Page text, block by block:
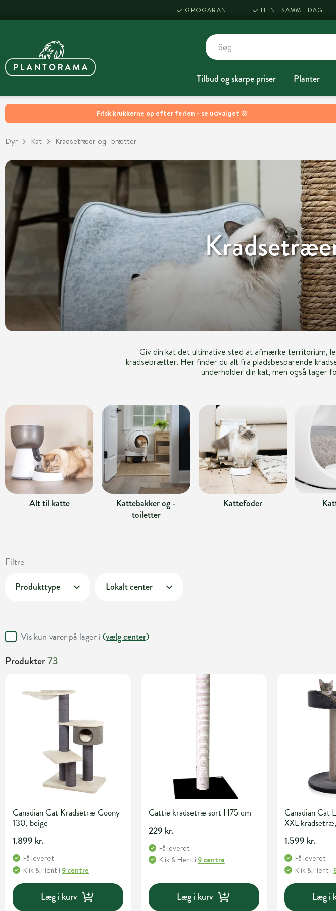
Frisk krukkerne op efter ferien - se udvalget 🌸
GROGARANTI HENT SAMME DAG
Tilbud og skarpe priser Planter
Dyr Kat Kradsetræer og -brætter
Giv din kat det ultimative sted at afmærke territorium,
kradsebrætter. Her finder du alt fra pladsbesparende
underholder din kat, men også tager
Alt til katte
Kattebakker og -
toiletter
Kattefoder
Filtre
Produkttype Lokalt center
Vis kun varer på lager i (vælg center)
Produkter73
Canadian Cat Kradsetræ Coony
130, beige
1.899 kr.
Få leveret
Klik & Hent i 9 centre
Læg i kurv
Cattie kradsetræ sort H75 cm
229 kr.
Få leveret
Klik & Hent i 9 centre
Læg i kurv
Canadian Cat
XXL
1.599 kr.
Få leveret
Klik & Hent i
Læg i